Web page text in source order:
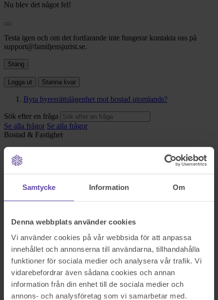
Samtycke Information Om
Denna webbplats använder cookies
Vi använder cookies på vår webbsida för att anpassa
innehållet och annonserna till användarna, tillhandahålla
funktioner för sociala medier och analysera vår trafik. Vi
vidarebefordrar även sådana cookies och annan
information från din enhet till de sociala medier och
annons- och analysföretag som vi samarbetar med.
Nu blev det något fel!
Testa igen och om det fortfarande inte fungerar kontakta oss på
support@familjensjurist.se.
Stäng
Logga ut Stanna kvar
Byta hyresrättslägenhet mot bostad utomlands?
Sök efter en fråga
Se alla frågor Se alla frågor
Bostad & Fastighet
Byta hyresrättslägenhet mot
bostad utomlands?
Hej!
Kan jag byta legenheter till utomland. Ex. I Istanbul.?
Sök efter en fråga
Se alla frågor
Boka tid med jurist
Boka tid med jurist
På kontor, telefon eller onlinemöte